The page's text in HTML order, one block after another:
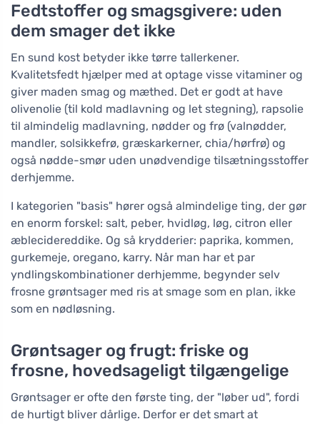
Fedtstoffer og smagsgivere: uden
dem smager det ikke
En sund kost betyder ikke tørre tallerkener.
Kvalitetsfedt hjælper med at optage visse vitaminer og
giver maden smag og mæthed. Det er godt at have
olivenolie (til kold madlavning og let stegning), rapsolie
til almindelig madlavning, nødder og frø (valnødder,
mandler, solsikkefrø, græskarkerner, chia/hørfrø) og
også nødde-smør uden unødvendige tilsætningsstoffer
derhjemme.
I kategorien "basis" hører også almindelige ting, der gør
en enorm forskel: salt, peber, hvidløg, løg, citron eller
æblecidereddike. Og så krydderier: paprika, kommen,
gurkemeje, oregano, karry. Når man har et par
yndlingskombinationer derhjemme, begynder selv
frosne grøntsager med ris at smage som en plan, ikke
som en nødløsning.
Grøntsager og frugt: friske og
frosne, hovedsageligt tilgængelige
Grøntsager er ofte den første ting, der "løber ud", fordi
de hurtigt bliver dårlige. Derfor er det smart at